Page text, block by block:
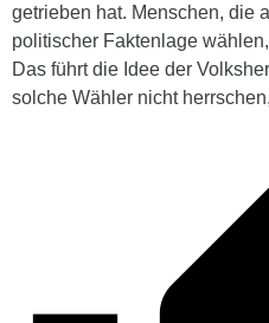
getrieben hat. Menschen, die
politischer Faktenlage
Das führt die Idee der
solche Wähler nicht